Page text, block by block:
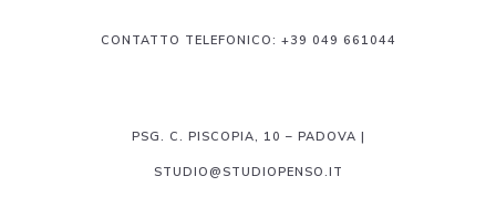
CONTATTO TELEFONICO: +39 049 661044
PSG. C. PISCOPIA, 10 – PADOVA |
STUDIO@STUDIOPENSO.IT